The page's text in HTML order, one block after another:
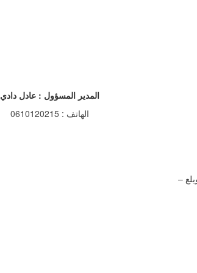
المدير المسؤول : عادل دادي
الهاتف : 0610120215